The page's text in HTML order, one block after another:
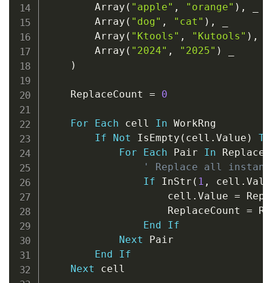
        Array
( "apple" , "orange" ) ,
        Array
( "dog" , "cat" ) ,
        Array
( "Ktools" , "Kutools" ) ,
        Array
( "2024" , "2025" )
)
    ReplaceCount
= 0
For Each cell In WorkRng
If
Not IsEmpty ( cell . Value )
For
Each Pair In
' Replace all
If InStr ( 1 , cell .
                    cell
. Value =
                    ReplaceCount
=
End
If
Next Pair
End
If
Next cell